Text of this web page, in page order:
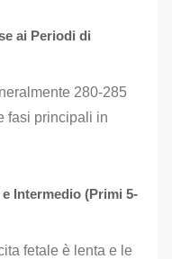
ai Periodi di
280-285
fasi principali in
Intermedio (Primi 5-
fetale è lenta e le